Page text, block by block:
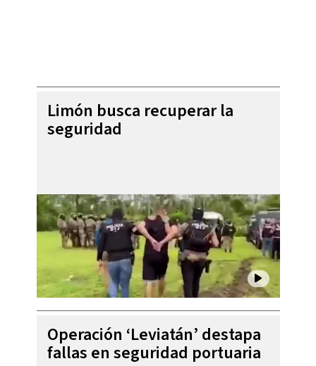
Limón busca recuperar la
seguridad
Operación ‘Leviatán’ destapa
fallas en seguridad portuaria